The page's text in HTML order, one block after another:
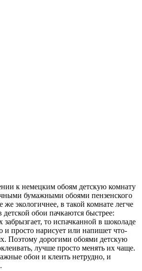
к немецким обоям детскую комнату
бумажными обоями пензенского
же экологичнее, в такой комнате легче
обои пачкаются быстрее:
забрызгает, то испачканной в шоколаде
и просто нарисует или напишет что-
Поэтому дорогими обоями детскую
лучше просто менять их чаще.
обои и клеить нетрудно, и